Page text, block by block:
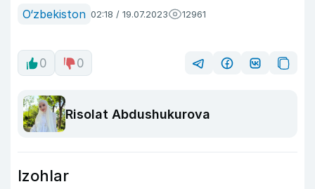
O‘zbekiston 02:18 / 19.07.2023 12961
0 0
Risolat Abdushukurova
Izohlar